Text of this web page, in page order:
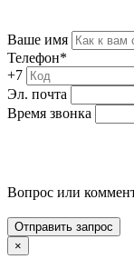
Ваше имя
Телефон*
+7
Эл. почта
Время звонка
Вопрос или
Отправить запрос
×